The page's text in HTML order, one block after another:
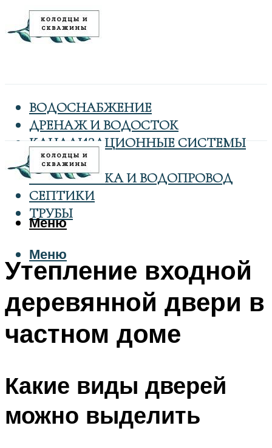
ВОДОСНАБЖЕНИЕ
ДРЕНАЖ И ВОДОСТОК
КАНАЛИЗАЦИОННЫЕ СИСТЕМЫ
КОЛОДЦЫ
САНТЕХНИКА И ВОДОПРОВОД
СЕПТИКИ
ТРУБЫ
Меню
Меню
Утепление входной
деревянной двери в
частном доме
Какие виды дверей
можно выделить